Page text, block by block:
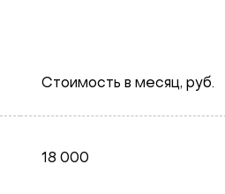
Стоимость в месяц, руб.
18 000